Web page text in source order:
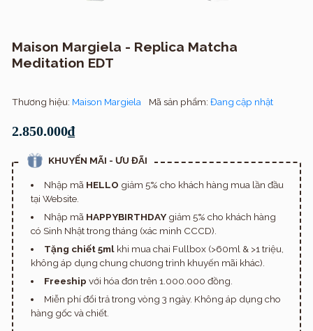
Maison Margiela - Replica Matcha
Meditation EDT
Thương hiệu: Maison Margiela Mã sản phẩm: Đang cập nhật
2.850.000₫
KHUYẾN MÃI - ƯU ĐÃI
Nhập mã HELLO giảm 5% cho khách hàng mua lần đầu
tại Website.
Nhập mã HAPPYBIRTHDAYgiảm 5% cho khách hàng
có Sinh Nhật trong tháng (xác minh CCCD).
Tặng chiết 5mlkhi mua chai Fullbox (>60ml & >1 triệu,
không áp dụng chung chương trình khuyến mãi khác).
Freeship với hóa đơn trên 1.000.000 đồng.
Miễn phí đổi trả trong vòng 3 ngày. Không áp dụng cho
hàng gốc và chiết.